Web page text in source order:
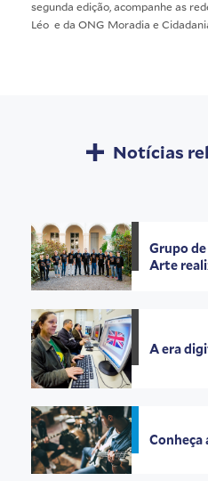
segunda edição, acompanhe as
Léo e da ONG Moradia e
Notícias
Grupo
Arte
A era
Conheça